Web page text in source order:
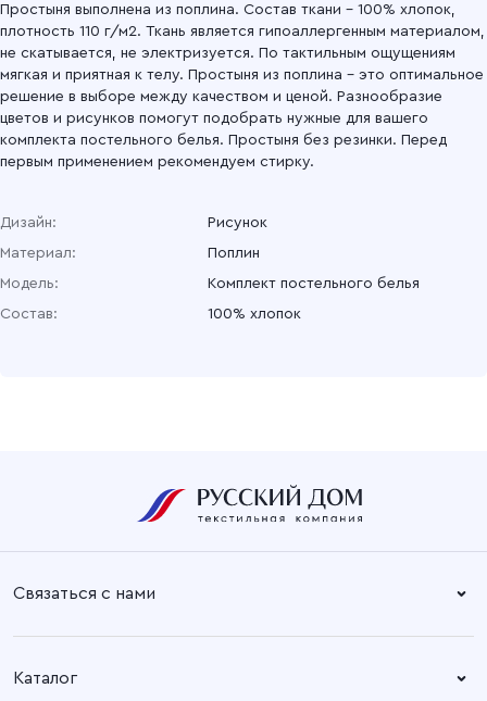
Простыня выполнена из поплина. Состав ткани – 100% хлопок,
плотность 110 г/м2. Ткань является гипоаллергенным материалом,
не скатывается, не электризуется. По тактильным ощущениям
мягкая и приятная к телу. Простыня из поплина – это оптимальное
решение в выборе между качеством и ценой. Разнообразие
цветов и рисунков помогут подобрать нужные для вашего
комплекта постельного белья. Простыня без резинки. Перед
первым применением рекомендуем стирку.
Дизайн:
Рисунок
Материал:
Поплин
Модель:
Комплект постельного белья
Состав:
100% хлопок
Связаться с нами
+7 (4932) 58-14-67
Каталог